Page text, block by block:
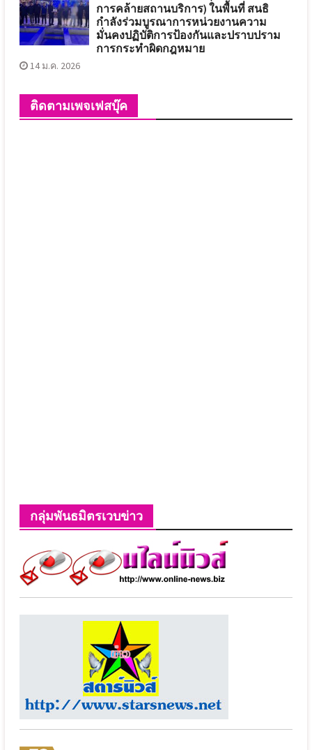
การคล้ายสถานบริการ) ในพื้นที่ สนธิ
กำลังร่วมบูรณาการหน่วยงานความ
มั่นคงปฏิบัติการป้องกันและปราบปราม
การกระทำผิดกฎหมาย
14 ม.ค. 2026
ติดตามเพจเฟสบุ๊ค
กลุ่มพันธมิตรเวบข่าว